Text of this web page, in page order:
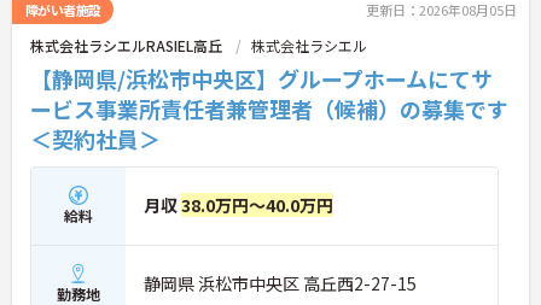
障がい者施設 更新日：2026年08月05日
株式会社ラシエルRASIEL高丘 株式会社ラシエル
【静岡県/浜松市中央区】グループホームにてサ
ービス事業所責任者兼管理者（候補）の募集です
＜契約社員＞
給料 月収38.0万円～40.0万円
勤務地 静岡県 浜松市中央区 高丘西2-27-15